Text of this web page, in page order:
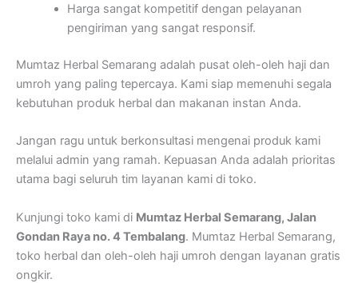
Harga sangat kompetitif dengan pelayanan
pengiriman yang sangat responsif.
Mumtaz Herbal Semarang adalah pusat oleh-oleh haji dan
umroh yang paling tepercaya. Kami siap memenuhi segala
kebutuhan produk herbal dan makanan instan Anda.
Jangan ragu untuk berkonsultasi mengenai produk kami
melalui admin yang ramah. Kepuasan Anda adalah prioritas
utama bagi seluruh tim layanan kami di toko.
Kunjungi toko kami di Mumtaz Herbal Semarang, Jalan
Gondan Raya no. 4 Tembalang. Mumtaz Herbal Semarang,
toko herbal dan oleh-oleh haji umroh dengan layanan gratis
ongkir.